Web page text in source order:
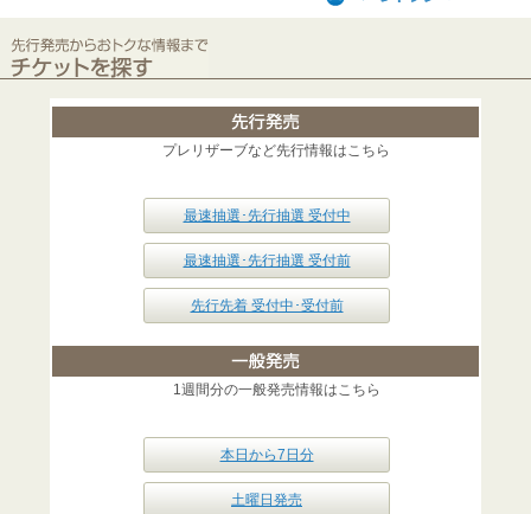
プレリザーブなど先行情報はこちら
最速抽選･先行抽選 受付中
最速抽選･先行抽選 受付前
先行先着 受付中･受付前
1週間分の一般発売情報はこちら
本日から7日分
土曜日発売